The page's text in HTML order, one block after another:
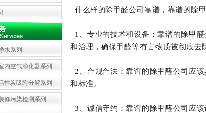
水系列
内空气净化器系列
性炭吸附分解系列
修污染检测系列
什么样的除甲醛公司靠谱，靠谱的除
1、专业的技术和设备：靠谱的除甲
和治理，确保甲醛等有害物质被彻底去
2、合规合法：靠谱的除甲醛公司应
和标准。
3、诚信守约：靠谱的除甲醛公司应